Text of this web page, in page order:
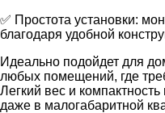
✅ Простота установки:
благодаря удобной
Идеально подойдет для
любых помещений, где
Легкий вес и
даже в малогабаритной